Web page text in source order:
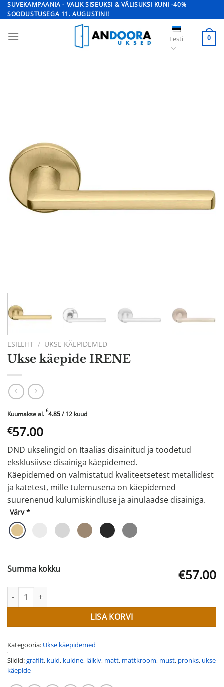
Skip
to
SUVEKAMPAANIA - VALIK SISEUKSI & VÄLISUKSI KUNI -40%
SOODUSTUSEGA 11. AUGUSTINI!
Eesti 0
ESILEHT / UKSE KÄEPIDEMED
Ukse käepide IRENE
Kuumakse al. €4.85/ 12 kuud
€57.00
DND ukselingid on Itaalias disainitud ja toodetud
eksklusiivse disainiga käepidemed.
Käepidemed on valmistatud kvaliteetsetest metallidest
ja katetest, mille tulemusena on käepidemed
suurenenud kulumiskindluse ja ainulaadse disainiga.
Värv *
Summa kokku €57.00
Ukse käepide IRENE kogus
LISA KORVI
Kategooria: Ukse käepidemed
Sildid:grafiit, kuld, kuldne, läikiv, matt, mattkroom, must, pronks, ukse
käepide